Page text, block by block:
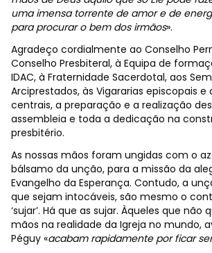
uma imensa torrente de amor e de
para procurar o bem dos irmãos».
Agradeço cordialmente ao Conselho
Conselho Presbiteral, à Equipa de
IDAC, à Fraternidade Sacerdotal, aos
Arciprestados, às Vigararias episcopais e
centrais, a preparação e a realização
assembleia e toda a dedicação na
presbitério.
As nossas mãos foram ungidas com o
bálsamo da unção, para a missão da
Evangelho da Esperança. Contudo, a
que sejam intocáveis, são mesmo o
‘sujar’. Há que as sujar. Àqueles que não
mãos na realidade da Igreja no mundo,
Péguy «acabam rapidamente por ficar